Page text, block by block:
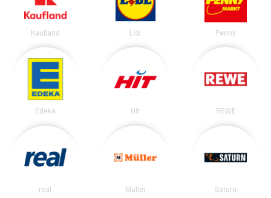
Kaufland Lidl Penny
Edeka Hit REWE
real Müller Saturn